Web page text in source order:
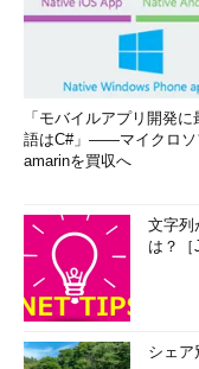
「モバイルアプリ開発
語はC#」――マイクロソ
amarinを買収へ
文字列
は？［
シェア